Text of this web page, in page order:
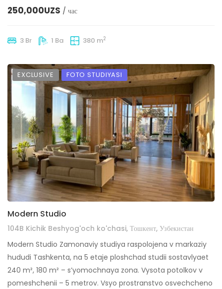
250,000UZS / час
3 Br 1 Ba 380 m2
EXCLUSIVE FOTO STUDIYASI
Modern Studio
104B Kichik Beshyog'och ko'chasi, Тошкент, Узбекистан
Modern Studio Zamonaviy studiya raspolojena v markaziy
hududi Tashkenta, na 5 etaje ploshchad studii sostavlyaet
240 m², 180 m² – s’yomochnaya zona. Vysota potolkov v
pomeshchenii – 5 metrov. Vsyo prostranstvo osvechcheno